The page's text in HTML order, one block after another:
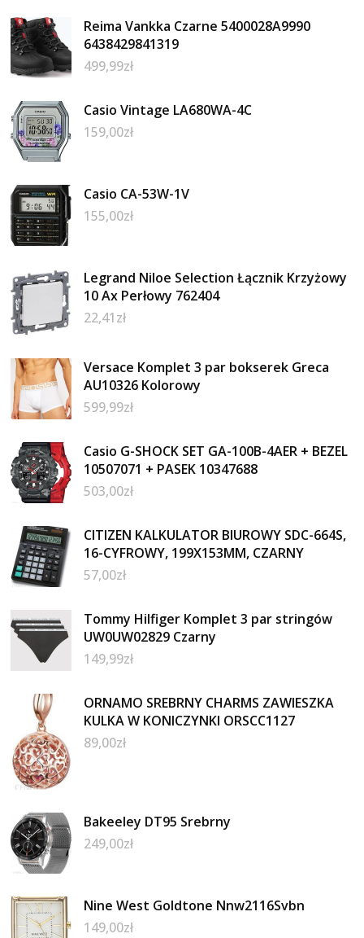
Reima Vankka Czarne 5400028A9990
6438429841319
499,99zł
Casio Vintage LA680WA-4C
159,00zł
Casio CA-53W-1V
155,00zł
Legrand Niloe Selection Łącznik Krzyżowy
10 Ax Perłowy 762404
22,41zł
Versace Komplet 3 par bokserek Greca
AU10326 Kolorowy
599,99zł
Casio G-SHOCK SET GA-100B-4AER + BEZEL
10507071 + PASEK 10347688
503,00zł
CITIZEN KALKULATOR BIUROWY SDC-664S,
16-CYFROWY, 199X153MM, CZARNY
57,00zł
Tommy Hilfiger Komplet 3 par stringów
UW0UW02829 Czarny
149,99zł
ORNAMO SREBRNY CHARMS ZAWIESZKA
KULKA W KONICZYNKI ORSCC1127
89,00zł
Bakeeley DT95 Srebrny
249,00zł
Nine West Goldtone Nnw2116Svbn
149,00zł